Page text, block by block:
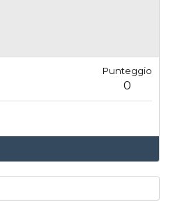
Punteggio
0